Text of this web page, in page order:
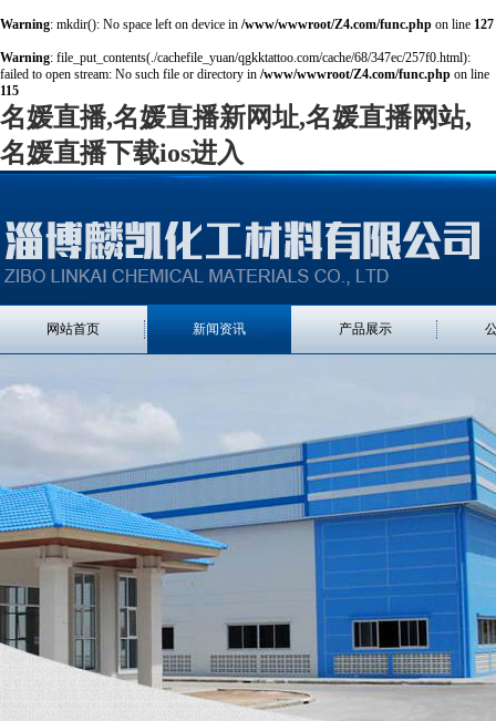
Warning: mkdir(): No space left on device in /www/wwwroot/Z4.com/func.php on line 127
Warning: file_put_contents(./cachefile_yuan/qgkktattoo.com/cache/68/347ec/257f0.html):
failed to open stream: No such file or directory in /www/wwwroot/Z4.com/func.php on line
115
名媛直播,名媛直播新网址,名媛直播网站,
名媛直播下载ios进入
网站首页 新闻资讯 产品展示